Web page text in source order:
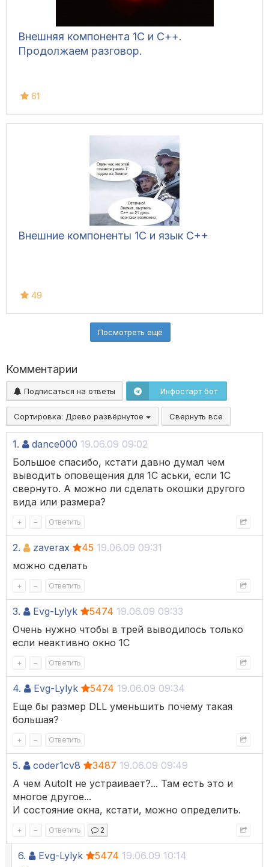
Внешняя компонента 1С и С++.
Продолжаем разговор.
61
Внешние компоненты 1С и язык C++
49
Посмотреть ещё
Комментарии
Подписаться на ответы Инфостарт бот
Сортировка: Древо развёрнутое Свернуть все
1. dance000 19.06.09 09:02
Большое спасибо, кстати давно думал чем
выводить оповещения для 1С аськи, если 1С
свернуто. А можно ли сделать окошки другого
вида или размера?
+ – Ответить
2. zaverax 45 19.06.09 09:31
можно сделать
+ – Ответить
3. Evg-Lylyk 5474 19.06.09 09:33
Очень нужно чтобы в трей выводилось только
если неактивно окно 1С
+ – Ответить
4. Evg-Lylyk 5474 19.06.09 09:34
Еще бы размер DLL уменьшить почему такая
большая?
+ – Ответить
5. coder1cv8 3487 19.06.09 09:49
А чем AutoIt не устраивает?... Там есть это и
многое другое...
И состояние окна, кстати, можно определить.
+ – Ответить 2
6. Evg-Lylyk 5474 19.06.09 10:14